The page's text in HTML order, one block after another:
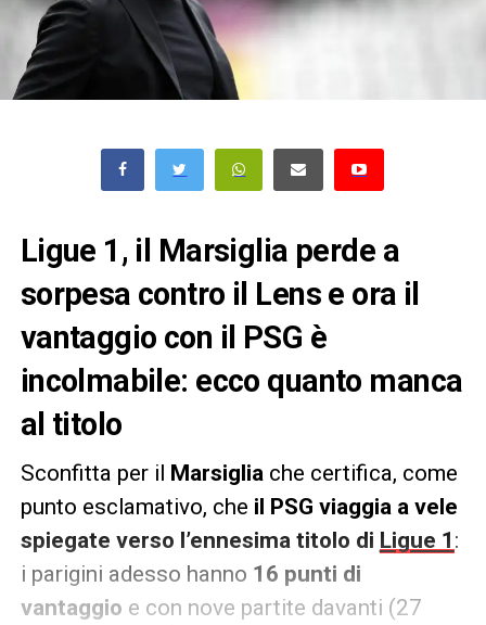
Ligue 1, il Marsiglia perde a
sorpesa contro il Lens e ora il
vantaggio con il PSG è
incolmabile: ecco quanto manca
al titolo
Sconfitta per il Marsiglia che certifica, come
punto esclamativo, che il PSG viaggia a vele
spiegate verso l’ennesima titolo di Ligue 1 :
i parigini adesso hanno 16 punti di
vantaggio e con nove partite davanti (27